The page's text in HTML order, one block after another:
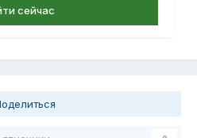
сейчас